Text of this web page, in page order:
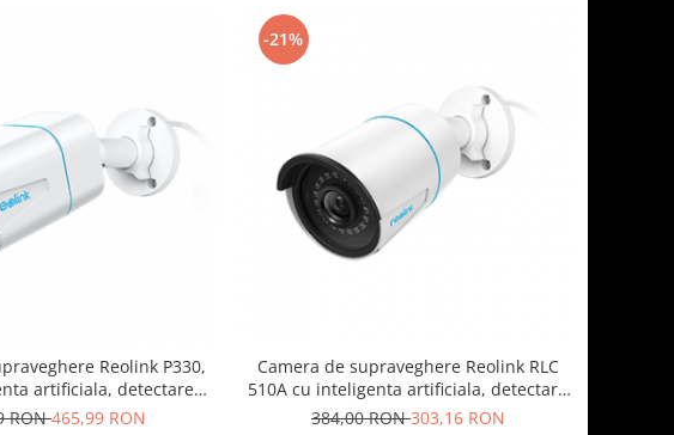
Reolink P330,
artificiala, detectare
rezolutie de 8MP (4K),
RON465,99 RON
-21%
Camera de supraveghere Reolink RLC
510A cu inteligenta artificiala, detectare
Persoana/Vehicul, rezolutie 5MP,
384,00 RON303,16 RON